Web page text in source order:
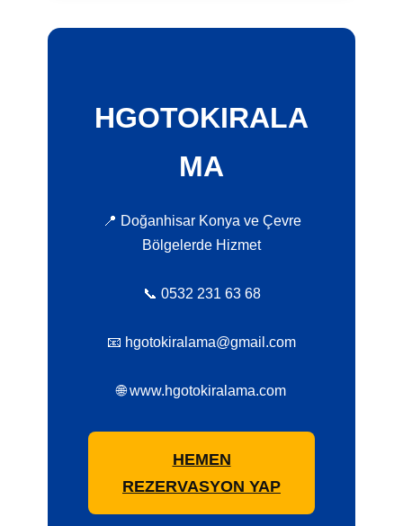
HGOTOKIRALA
MA
📍 Doğanhisar Konya ve Çevre
Bölgelerde Hizmet
📞 0532 231 63 68
📧 hgotokiralama@gmail.com
🌐 www.hgotokiralama.com
HEMEN
REZERVASYON YAP